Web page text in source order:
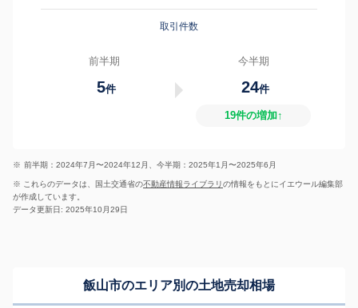
取引件数
前半期
5件
今半期
24件
19件の増加↑
※ 前半期：2024年7月〜2024年12月、今半期：2025年1月〜2025年6月
※ これらのデータは、国土交通省の不動産情報ライブラリの情報をもとにイエウール編集部
が作成しています。
データ更新日: 2025年10月29日
飯山市のエリア別の土地売却相場